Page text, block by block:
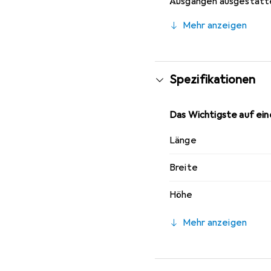
Schaltschränken
Mehr anzeigen
Spezifikationen
Das Wichtigste auf
Länge
Breite
Höhe
Mehr anzeigen